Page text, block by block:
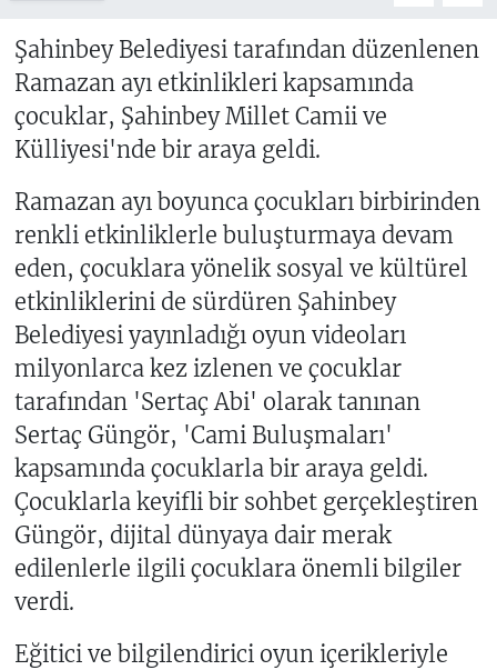
Şahinbey Belediyesi tarafından düzenlenen
Ramazan ayı etkinlikleri kapsamında
çocuklar, Şahinbey Millet Camii ve
Külliyesi'nde bir araya geldi.
Ramazan ayı boyunca çocukları birbirinden
renkli etkinliklerle buluşturmaya devam
eden, çocuklara yönelik sosyal ve kültürel
etkinliklerini de sürdüren Şahinbey
Belediyesi yayınladığı oyun videoları
milyonlarca kez izlenen ve çocuklar
tarafından 'Sertaç Abi' olarak tanınan
Sertaç Güngör, 'Cami Buluşmaları'
kapsamında çocuklarla bir araya geldi.
Çocuklarla keyifli bir sohbet gerçekleştiren
Güngör, dijital dünyaya dair merak
edilenlerle ilgili çocuklara önemli bilgiler
verdi.
Eğitici ve bilgilendirici oyun içerikleriyle